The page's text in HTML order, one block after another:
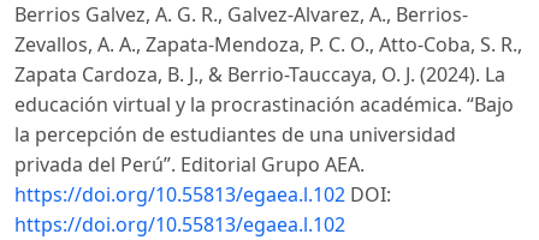
Berrios Galvez, A. G. R., Galvez-Alvarez, A., Berrios-
Zevallos, A. A., Zapata-Mendoza, P. C. O., Atto-Coba, S. R.,
Zapata Cardoza, B. J., & Berrio-Tauccaya, O. J. (2024). La
educación virtual y la procrastinación académica. “Bajo
la percepción de estudiantes de una universidad
privada del Perú”. Editorial Grupo AEA.
https://doi.org/10.55813/egaea.l.102 DOI:
https://doi.org/10.55813/egaea.l.102